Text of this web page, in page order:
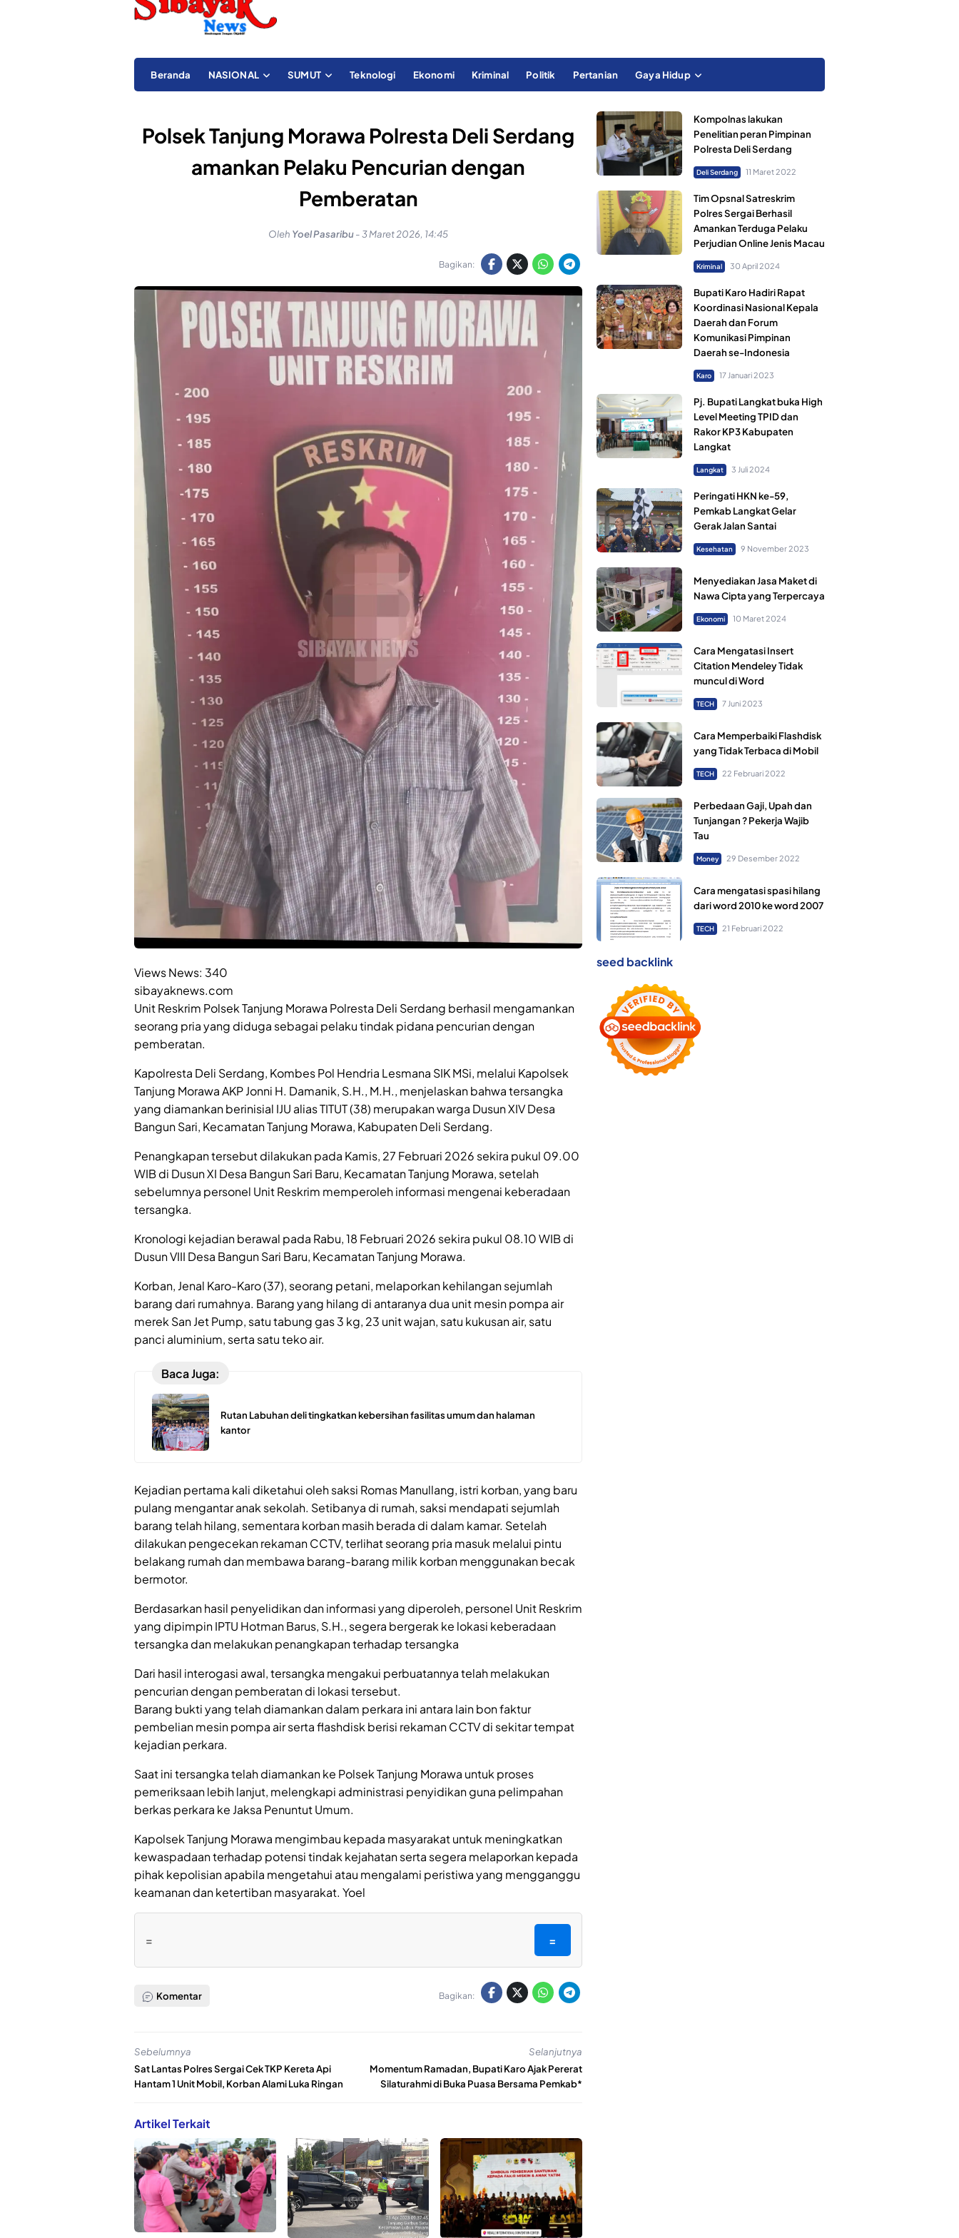
Beranda NASIONAL SUMUT Teknologi Ekonomi Kriminal Politik Pertanian Gaya Hidup
Polsek Tanjung Morawa Polresta Deli Serdang
amankan Pelaku Pencurian dengan
Pemberatan
Oleh Yoel Pasaribu-3 Maret 2026, 14:45
Bagikan:
Views News: 340
sibayaknews.com
Unit Reskrim Polsek Tanjung Morawa Polresta Deli Serdang berhasil mengamankan
seorang pria yang diduga sebagai pelaku tindak pidana pencurian dengan
pemberatan.
Kapolresta Deli Serdang, Kombes Pol Hendria Lesmana SIK MSi, melalui Kapolsek
Tanjung Morawa AKP Jonni H. Damanik, S.H., M.H., menjelaskan bahwa tersangka
yang diamankan berinisial IJU alias TITUT (38) merupakan warga Dusun XIV Desa
Bangun Sari, Kecamatan Tanjung Morawa, Kabupaten Deli Serdang.
Penangkapan tersebut dilakukan pada Kamis, 27 Februari 2026 sekira pukul 09.00
WIB di Dusun XI Desa Bangun Sari Baru, Kecamatan Tanjung Morawa, setelah
sebelumnya personel Unit Reskrim memperoleh informasi mengenai keberadaan
tersangka.
Kronologi kejadian berawal pada Rabu, 18 Februari 2026 sekira pukul 08.10 WIB di
Dusun VIII Desa Bangun Sari Baru, Kecamatan Tanjung Morawa.
Korban, Jenal Karo-Karo (37), seorang petani, melaporkan kehilangan sejumlah
barang dari rumahnya. Barang yang hilang di antaranya dua unit mesin pompa air
merek San Jet Pump, satu tabung gas 3 kg, 23 unit wajan, satu kukusan air, satu
panci aluminium, serta satu teko air.
Baca Juga:
Rutan Labuhan deli tingkatkan kebersihan fasilitas umum dan halaman
kantor
Kejadian pertama kali diketahui oleh saksi Romas Manullang, istri korban, yang baru
pulang mengantar anak sekolah. Setibanya di rumah, saksi mendapati sejumlah
barang telah hilang, sementara korban masih berada di dalam kamar. Setelah
dilakukan pengecekan rekaman CCTV, terlihat seorang pria masuk melalui pintu
belakang rumah dan membawa barang-barang milik korban menggunakan becak
bermotor.
Berdasarkan hasil penyelidikan dan informasi yang diperoleh, personel Unit Reskrim
yang dipimpin IPTU Hotman Barus, S.H., segera bergerak ke lokasi keberadaan
tersangka dan melakukan penangkapan terhadap tersangka
Dari hasil interogasi awal, tersangka mengakui perbuatannya telah melakukan
pencurian dengan pemberatan di lokasi tersebut.
Barang bukti yang telah diamankan dalam perkara ini antara lain bon faktur
pembelian mesin pompa air serta flashdisk berisi rekaman CCTV di sekitar tempat
kejadian perkara.
Saat ini tersangka telah diamankan ke Polsek Tanjung Morawa untuk proses
pemeriksaan lebih lanjut, melengkapi administrasi penyidikan guna pelimpahan
berkas perkara ke Jaksa Penuntut Umum.
Kapolsek Tanjung Morawa mengimbau kepada masyarakat untuk meningkatkan
kewaspadaan terhadap potensi tindak kejahatan serta segera melaporkan kepada
pihak kepolisian apabila mengetahui atau mengalami peristiwa yang mengganggu
keamanan dan ketertiban masyarakat. Yoel
= =
Komentar Bagikan:
Sebelumnya
Sat Lantas Polres Sergai Cek TKP Kereta Api
Hantam 1 Unit Mobil, Korban Alami Luka Ringan
Selanjutnya
Momentum Ramadan, Bupati Karo Ajak Pererat
Silaturahmi di Buka Puasa Bersama Pemkab*
Artikel Terkait
Kompolnas lakukan
Penelitian peran Pimpinan
Polresta Deli Serdang
Deli Serdang 11 Maret 2022
Tim Opsnal Satreskrim
Polres Sergai Berhasil
Amankan Terduga Pelaku
Perjudian Online Jenis Macau
Kriminal 30 April 2024
Bupati Karo Hadiri Rapat
Koordinasi Nasional Kepala
Daerah dan Forum
Komunikasi Pimpinan
Daerah se-Indonesia
Karo 17 Januari 2023
Pj. Bupati Langkat buka High
Level Meeting TPID dan
Rakor KP3 Kabupaten
Langkat
Langkat 3 Juli 2024
Peringati HKN ke-59,
Pemkab Langkat Gelar
Gerak Jalan Santai
Kesehatan 9 November 2023
Menyediakan Jasa Maket di
Nawa Cipta yang Terpercaya
Ekonomi 10 Maret 2024
Cara Mengatasi Insert
Citation Mendeley Tidak
muncul di Word
TECH 7 Juni 2023
Cara Memperbaiki Flashdisk
yang Tidak Terbaca di Mobil
TECH 22 Februari 2022
Perbedaan Gaji, Upah dan
Tunjangan ? Pekerja Wajib
Tau
Money 29 Desember 2022
Cara mengatasi spasi hilang
dari word 2010 ke word 2007
TECH 21 Februari 2022
seed backlink